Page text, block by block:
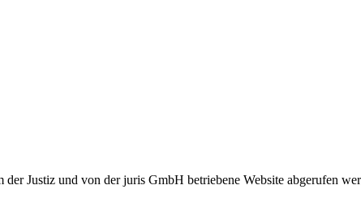
Justiz und von der juris GmbH betriebene Website abgerufen